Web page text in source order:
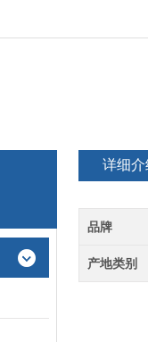
详细介
品牌
产地类别